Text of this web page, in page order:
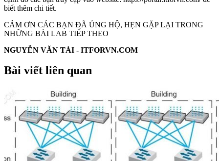
biết thêm chi tiết.
CẢM ƠN CÁC BẠN ĐÃ ỦNG HỘ, HẸN GẶP LẠI TRONG
NHỮNG BÀI LAB TIẾP THEO
NGUYỄN VĂN TÀI - ITFORVN.COM
Bài viết liên quan